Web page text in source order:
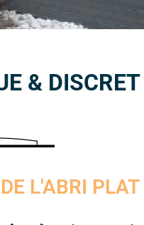
& DISCRET
L'ABRI PLAT